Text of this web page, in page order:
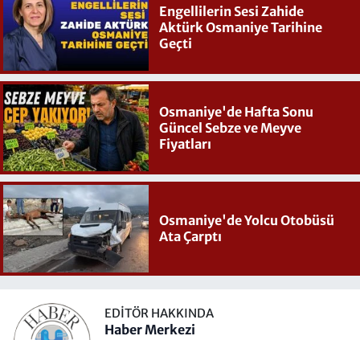
Engellilerin Sesi Zahide
Aktürk Osmaniye Tarihine
Geçti
Osmaniye'de Hafta Sonu
Güncel Sebze ve Meyve
Fiyatları
Osmaniye'de Yolcu Otobüsü
Ata Çarptı
EDITÖR HAKKINDA
Haber Merkezi